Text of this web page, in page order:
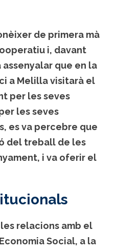
de primera mà
i, davant
que en la
a Melilla visitarà el
per les seves
les seves
es va percebre que
del treball de les
i va oferir el
relacions amb el
Social, a la